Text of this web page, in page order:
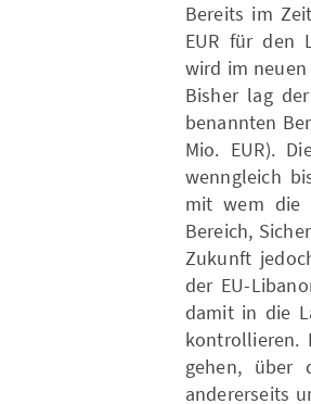
Bereits im
EUR für den
wird im neuen
Bisher lag
benannten
Mio. EUR).
wenngleich
mit wem die
Bereich,
Zukunft
der EU-
damit in die
kontrollieren.
gehen, über
andererseits